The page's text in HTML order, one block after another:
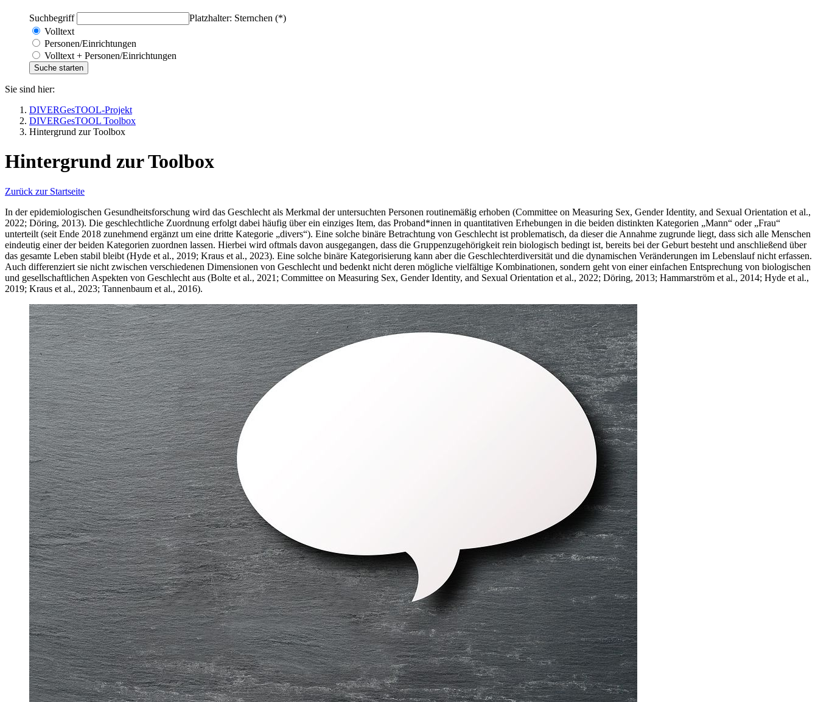
Suchbegriff
Platzhalter: Sternchen (*)
Volltext
Personen/Einrichtungen
Volltext + Personen/Einrichtungen
Sie sind hier:
DIVERGesTOOL-Projekt
DIVERGesTOOL Toolbox
Hintergrund zur Toolbox
Hintergrund zur Toolbox
Zurück zur Startseite
In der epidemiologischen Gesundheitsforschung wird das Geschlecht als Merkmal der untersuchten Personen routinemäßig erhoben (Committee on Measuring Sex, Gender Identity, and Sexual Orientation et al.,
2022; Döring, 2013). Die geschlechtliche Zuordnung erfolgt dabei häufig über ein einziges Item, das Proband*innen in quantitativen Erhebungen in die beiden distinkten Kategorien „Mann“ oder „Frau“
unterteilt (seit Ende 2018 zunehmend ergänzt um eine dritte Kategorie „divers“). Eine solche binäre Betrachtung von Geschlecht ist problematisch, da dieser die Annahme zugrunde liegt, dass sich alle Menschen
eindeutig einer der beiden Kategorien zuordnen lassen. Hierbei wird oftmals davon ausgegangen, dass die Gruppenzugehörigkeit rein biologisch bedingt ist, bereits bei der Geburt besteht und anschließend über
das gesamte Leben stabil bleibt (Hyde et al., 2019; Kraus et al., 2023). Eine solche binäre Kategorisierung kann aber die Geschlechterdiversität und die dynamischen Veränderungen im Lebenslauf nicht erfassen.
Auch differenziert sie nicht zwischen verschiedenen Dimensionen von Geschlecht und bedenkt nicht deren mögliche vielfältige Kombinationen, sondern geht von einer einfachen Entsprechung von biologischen
und gesellschaftlichen Aspekten von Geschlecht aus (Bolte et al., 2021; Committee on Measuring Sex, Gender Identity, and Sexual Orientation et al., 2022; Döring, 2013; Hammarström et al., 2014; Hyde et al.,
2019; Kraus et al., 2023; Tannenbaum et al., 2016).